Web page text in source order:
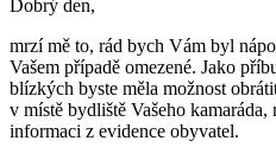
Dobrý den,
mrzí mě to, rád bych Vám byl
Vašem případě omezené. Jako
blízkých byste měla možnost
v místě bydliště Vašeho
informaci z evidence obyvatel.